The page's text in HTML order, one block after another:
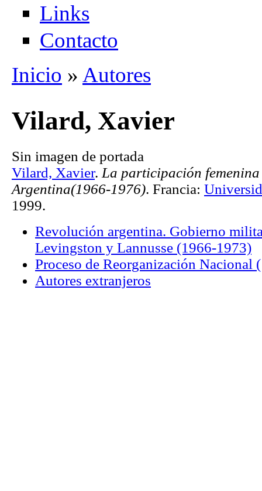
Links
Contacto
Se encuentra usted aquí
Inicio » Autores
Vilard, Xavier
Sin imagen de portada
Vilard, Xavier. La participación
Argentina(1966-1976). Francia:
1999.
Revolución argentina. Gobierno
Levingston y Lannusse (1966-1973)
Proceso de Reorganización Nacional
Autores extranjeros